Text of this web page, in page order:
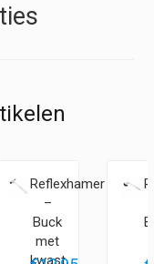
Reflexhamer
–
Buck
met
kwast